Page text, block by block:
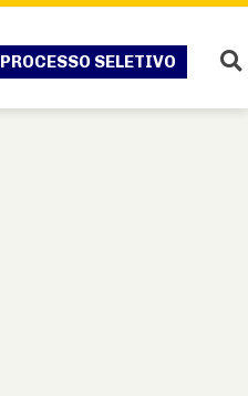
PROCESSO SELETIVO